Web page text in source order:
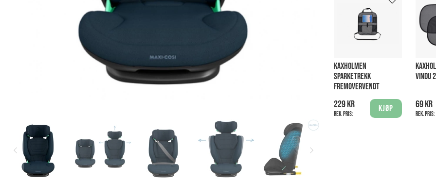
KAXHOLMEN
SPARKETREKK
FREMOVERVENDT
229 kr
Rek. pris:
Kjøp
VINDU
69 kr
Rek. pris: